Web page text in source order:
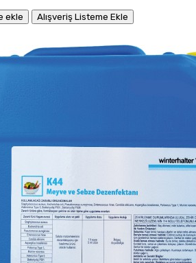
ekle
Alışveriş Listeme Ekle